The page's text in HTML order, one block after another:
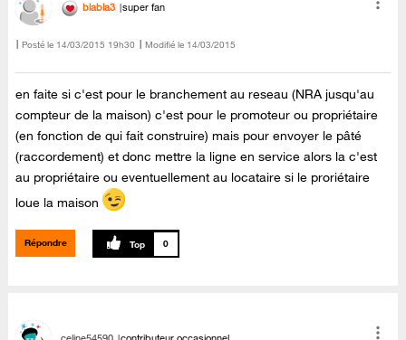
blabla3 super fan
Posté le ‎14/03/2015 19h30 Modifié le 14/03/2015
en faite si c'est pour le branchement au reseau (NRA jusqu'au
compteur de la maison) c'est pour le promoteur ou propriétaire
(en fonction de qui fait construire) mais pour envoyer le pâté
(raccordement) et donc mettre la ligne en service alors la c'est
au propriétaire ou eventuellement au locataire si le proriétaire
loue la maison
Répondre 0